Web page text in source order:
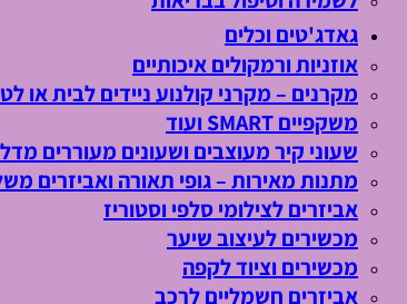
גאדג'טים וכלים
אוזניות ורמקולים איכותיים
מקרנים – מקרני קולנוע ניידים לבית או
משקפיים SMART ועוד
שעוני קיר מעוצבים ושעונים מעוררים
מתנות מאירות – גופי תאורה ואביזרים
אביזרים לצילומי סלפי וסטוריז
מכשירים לעיצוב שיער
מכשירים וציוד לקפה
אביזרים חשמליים לרכב